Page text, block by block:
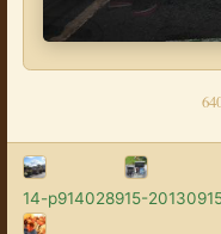
14-p914028915-